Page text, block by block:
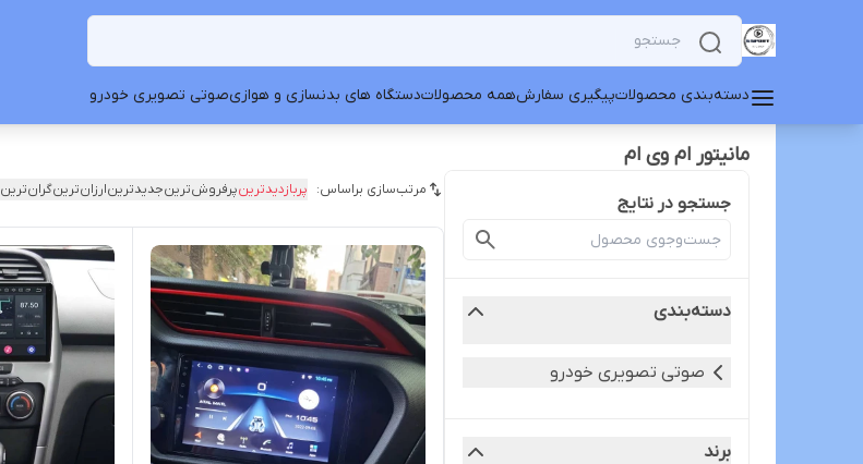
دسته‌بندی محصولاتپیگیری سفارشهمه محصولاتدستگاه های بدنسازی و هوازیصوتی تصویری خودرو
مانیتور ام وی ام
جستجو در نتایج
دسته‌بندی
صوتی تصویری خودرو
برند
مرتب‌سازی براساس: پربازدیدترینپرفروش‌ترینجدیدترینارزان‌ترینگران‌ترین